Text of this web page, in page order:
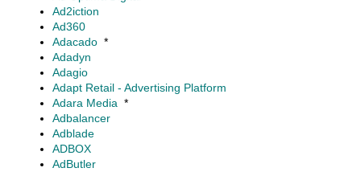
Ad2iction
Ad360
Adacado *
Adadyn
Adagio
Adapt Retail - Advertising Platform
Adara Media *
Adbalancer
Adblade
ADBOX
AdButler